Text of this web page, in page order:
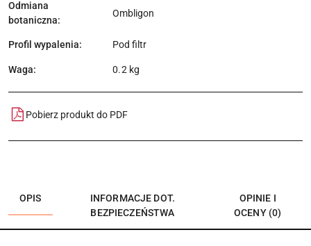
Odmiana
botaniczna:
Ombligon
Profil wypalenia: Pod filtr
Waga: 0.2 kg
Pobierz produkt do PDF
OPIS
INFORMACJE DOT.
BEZPIECZEŃSTWA
OPINIE I
OCENY (0)